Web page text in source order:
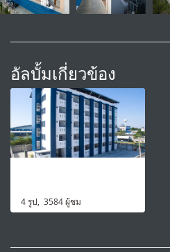
อัลบั้มเกี่ยวข้อง
4 รูป, 3584 ผู้ชม